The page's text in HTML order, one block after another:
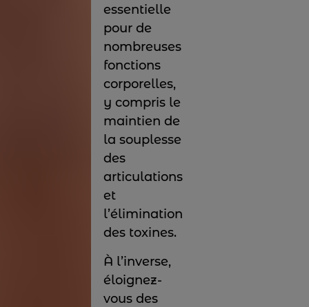
essentielle
pour de
nombreuses
fonctions
corporelles,
y compris le
maintien de
la souplesse
des
articulations
et
l’élimination
des toxines.
À l’inverse,
éloignez-
vous des